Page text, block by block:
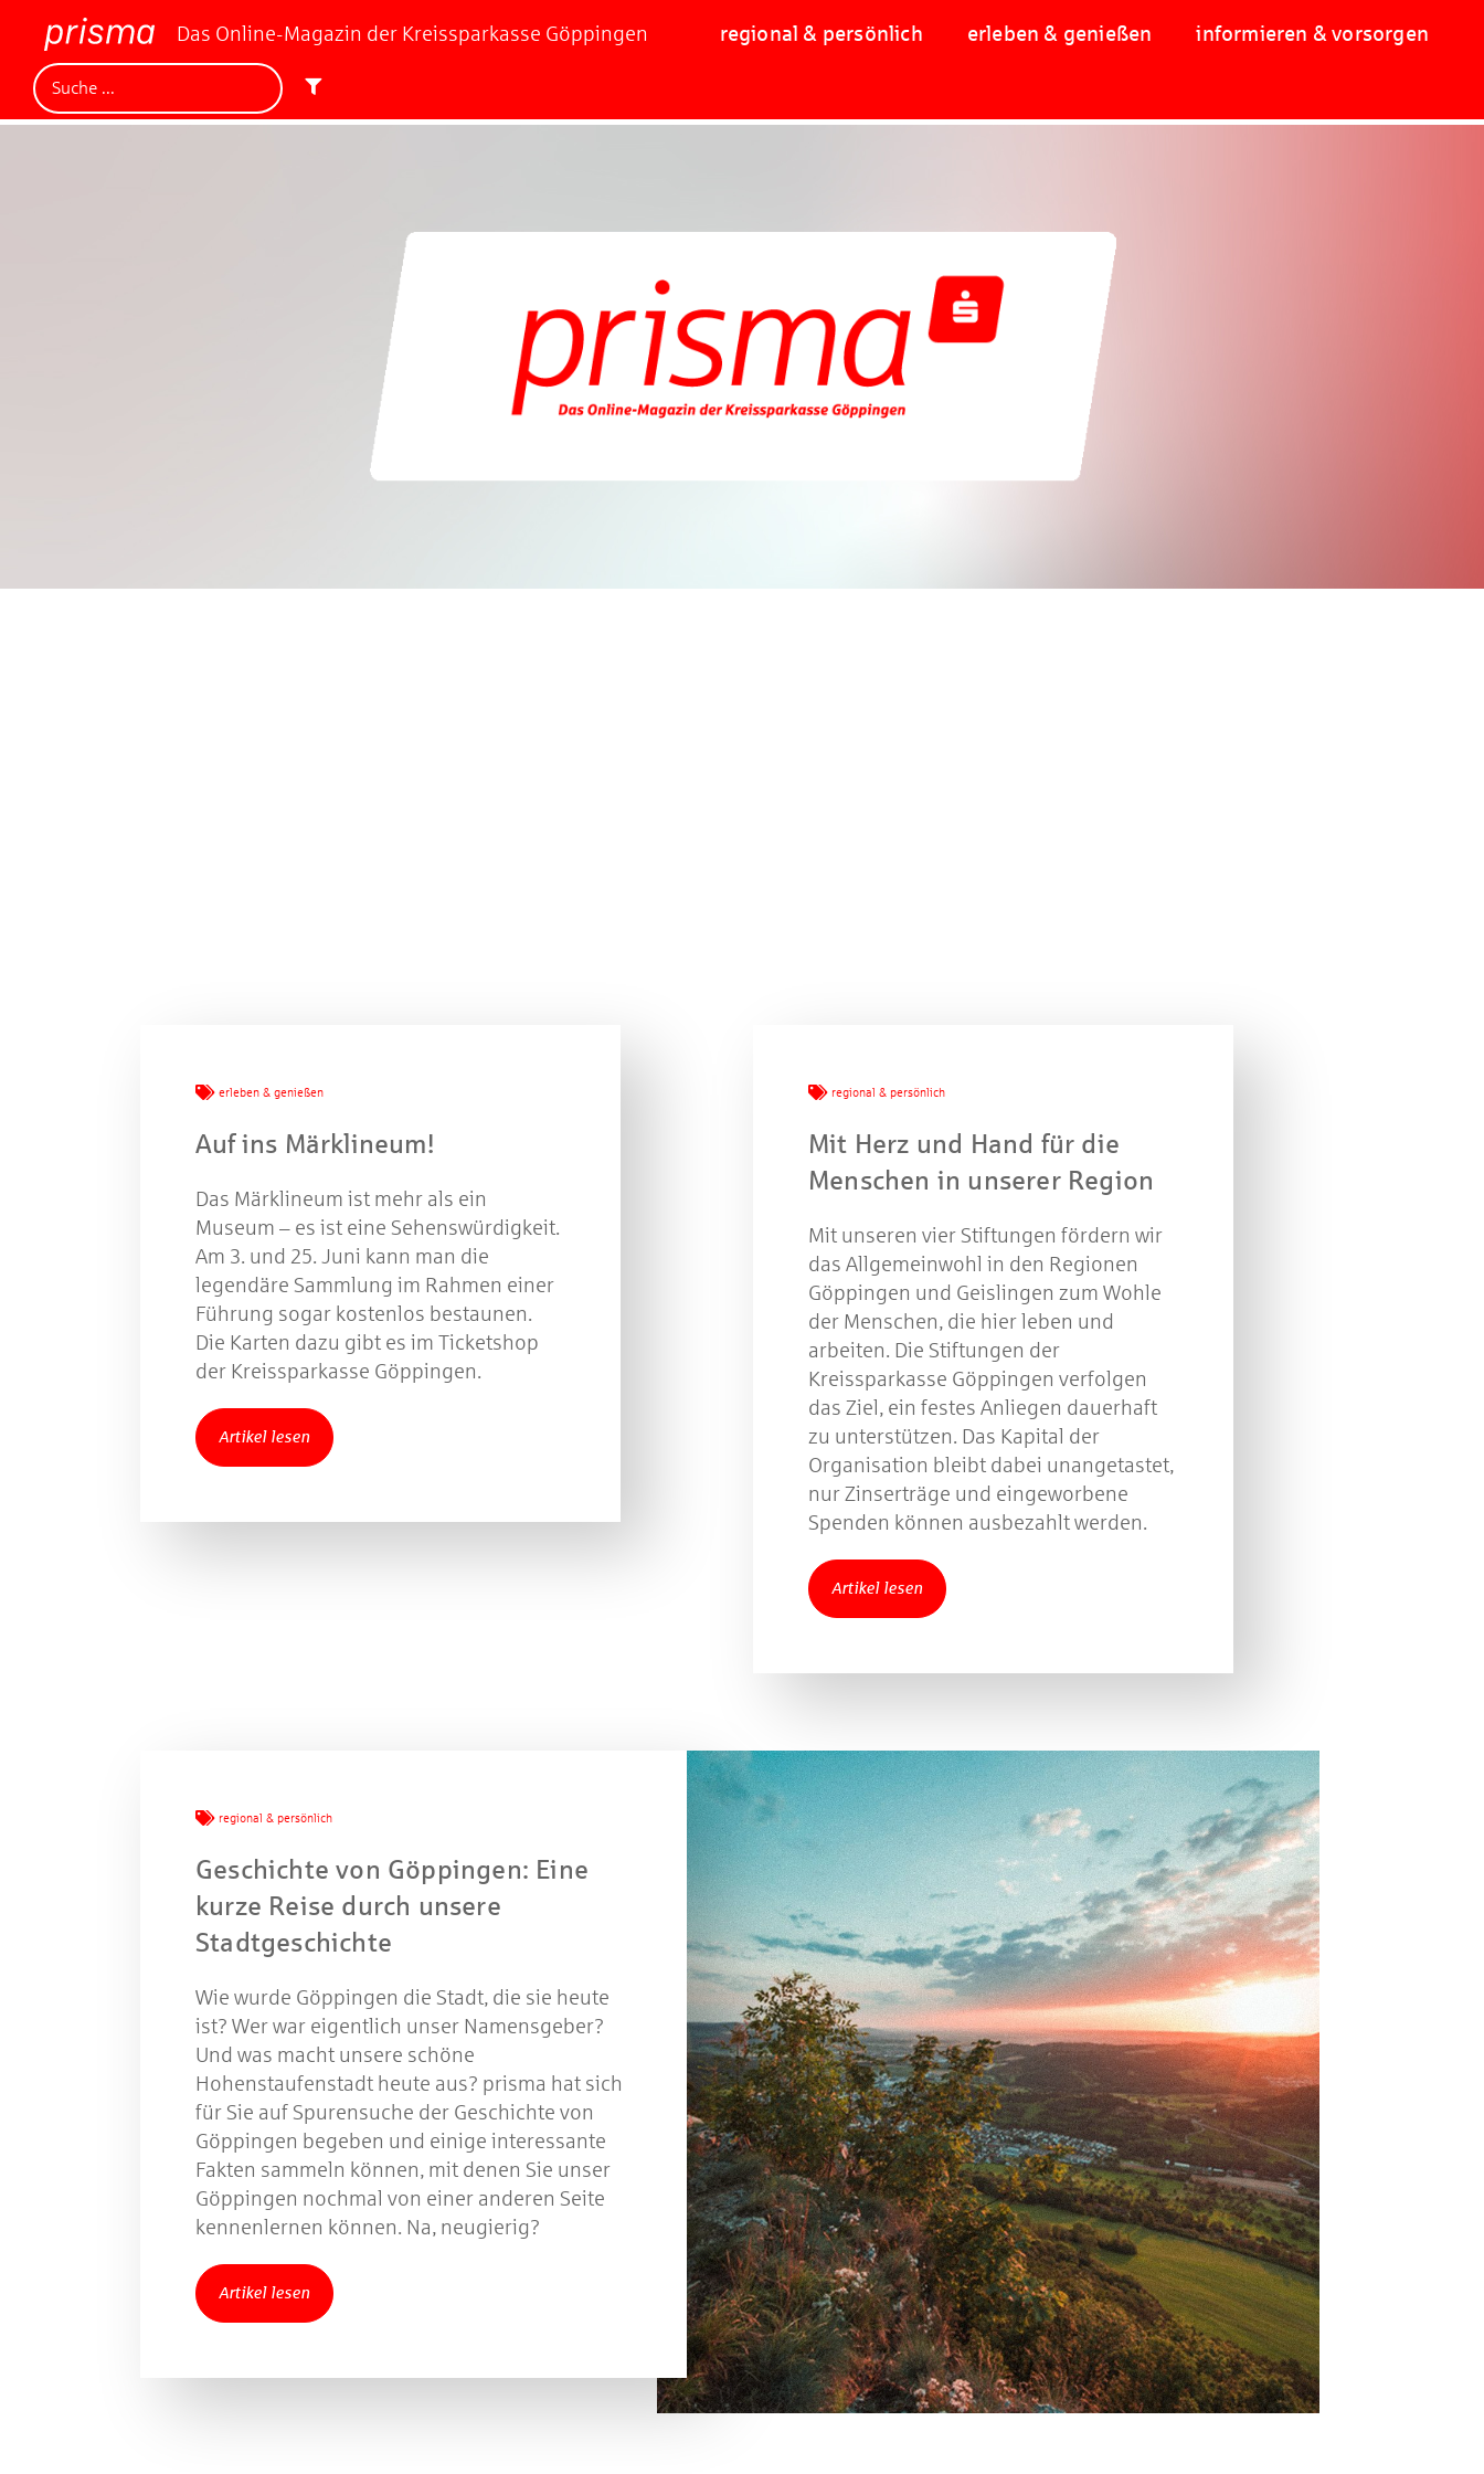
Das Online-Magazin der Kreissparkasse Göppingen regional & persönlich erleben & genießen informieren & vorsorgen
erleben & genießen
Auf ins Märklineum!
Das Märklineum ist mehr als ein
Museum – es ist eine Sehenswürdigkeit.
Am 3. und 25. Juni kann man die
legendäre Sammlung im Rahmen einer
Führung sogar kostenlos bestaunen.
Die Karten dazu gibt es im Ticketshop
der Kreissparkasse Göppingen.
Artikel lesen
regional & persönlich
Mit Herz und Hand für die
Menschen in unserer Region
Mit unseren vier Stiftungen fördern wir
das Allgemeinwohl in den Regionen
Göppingen und Geislingen zum Wohle
der Menschen, die hier leben und
arbeiten. Die Stiftungen der
Kreissparkasse Göppingen verfolgen
das Ziel, ein festes Anliegen dauerhaft
zu unterstützen. Das Kapital der
Organisation bleibt dabei unangetastet,
nur Zinserträge und eingeworbene
Spenden können ausbezahlt werden.
Artikel lesen
regional & persönlich
Geschichte von Göppingen: Eine
kurze Reise durch unsere
Stadtgeschichte
Wie wurde Göppingen die Stadt, die sie heute
ist? Wer war eigentlich unser Namensgeber?
Und was macht unsere schöne
Hohenstaufenstadt heute aus? prisma hat sich
für Sie auf Spurensuche der Geschichte von
Göppingen begeben und einige interessante
Fakten sammeln können, mit denen Sie unser
Göppingen nochmal von einer anderen Seite
kennenlernen können. Na, neugierig?
Artikel lesen
Jetzt mitmachen und gewinnen!
Machen Sie mit bei unserem Gewinnspiel! Bis 31. Dezember 2021
verlosen wir 10 Gutscheine des Treffpunkt Gold der
Kreissparkasse Göppingen im Wert von je 30 Euro.
Beantworten Sie einfach folgende Frage:
Welches Jubiläum feiert die Kreissparkasse Göppingen in
diesem Jahr?
Gewinnspiel geschlossen